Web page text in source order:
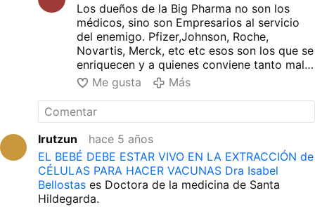
Los dueños de la Big Pharma no son los
médicos, sino son Empresarios al servicio
del enemigo. Pfizer,Johnson, Roche,
Novartis, Merck, etc etc esos son los que se
enriquecen y a quienes conviene tanto mal.
Los gobernantes se corrompen y para
obtener prebendas crean lineamientos de
salud “preventiva” que la población debe
acatar, pues las autoridades condicionan el
ingreso a los colegios y escuelas públicas
poniendo como requisito las cartillas de
vacunación.
Me gusta Más
Irutzun
hace 5 años
EL BEBÉ DEBE ESTAR VIVO EN LA EXTRACCIÓN de
CÉLULAS PARA HACER VACUNAS Dra Isabel
Bellostas es Doctora de la medicina de Santa
Hildegarda.